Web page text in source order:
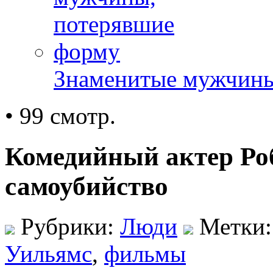
Знаменитые
• 99 смотр.
Комедийный актер
самоубийство
Рубрики: Люди
Уильямс, фильмы